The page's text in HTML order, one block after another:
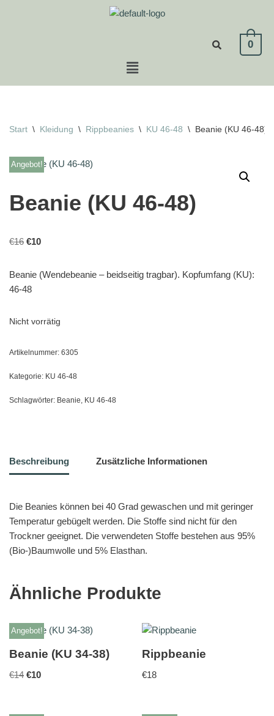
0
Start \ Kleidung \ Rippbeanies \ KU 46-48 \ Beanie (KU 46-48)
Angebot!
Beanie (KU 46-48)
€16 €10
Beanie (Wendebeanie – beidseitig tragbar). Kopfumfang (KU):
46-48
Nicht vorrätig
Artikelnummer: 6305
Kategorie: KU 46-48
Schlagwörter: Beanie, KU 46-48
Beschreibung Zusätzliche Informationen
Die Beanies können bei 40 Grad gewaschen und mit geringer
Temperatur gebügelt werden. Die Stoffe sind nicht für den
Trockner geeignet. Die verwendeten Stoffe bestehen aus 95%
(Bio-)Baumwolle und 5% Elasthan.
Ähnliche Produkte
Angebot!
Beanie (KU 34-38)
€14 €10
Rippbeanie
€18